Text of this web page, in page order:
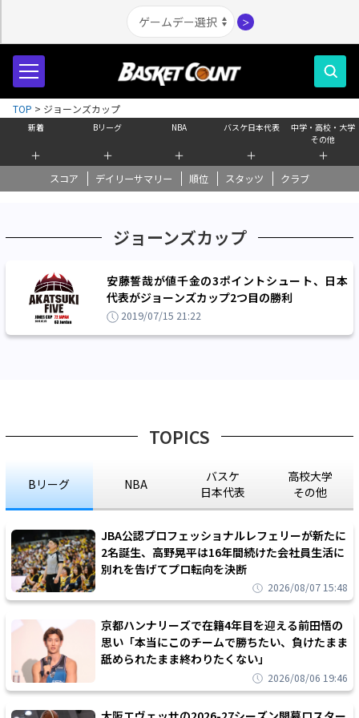
＞
新着
＋
Bリーグ
＋
NBA
＋
バスケ日本代表
＋
中学・高校・大学
その他
＋
スコア デイリーサマリー 順位 スタッツ クラブ
TOP > ジョーンズカップ
ジョーンズカップ
安藤誓哉が値千金の3ポイントシュート、日本
代表がジョーンズカップ2つ目の勝利
2019/07/15 21:22
TOPICS
Bリーグ NBA
バスケ
日本代表
高校大学
その他
JBA公認プロフェッショナルレフェリーが新たに
2名誕生、高野晃平は16年間続けた会社員生活に
別れを告げてプロ転向を決断
2026/08/07 15:48
京都ハンナリーズで在籍4年目を迎える前田悟の
思い「本当にこのチームで勝ちたい、負けたまま
舐められたまま終わりたくない」
2026/08/06 19:46